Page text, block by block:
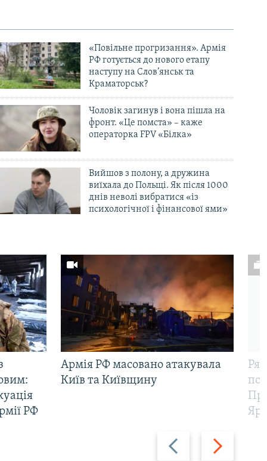
«Повільне прогризання». Армія
РФ готується до нового етапу
наступу на Слов’янськ та
Краматорськ?
Чоловік загинув і вона пішла на
фронт. «Це помста» – каже
операторка FPV «Білка»
Вийшов з полону, а дружина
виїхала до Польщі. Як після 1000
днів неволі вибратися «із
психологічної і фінансової ями»
Назад Вперед
РФ
Армія РФ масовано атакувала
Київ та Київщину